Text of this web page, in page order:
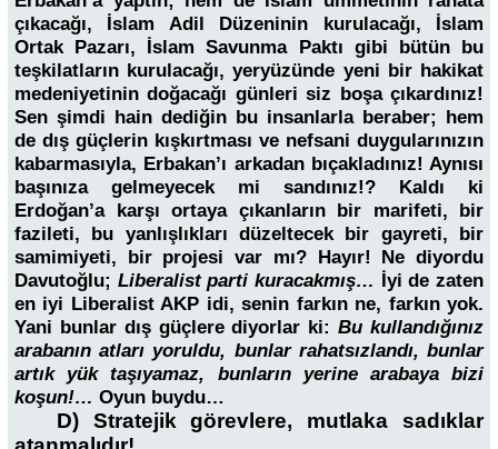
çıkacağı, İslam Adil Düzeninin kurulacağı, İslam
Ortak Pazarı, İslam Savunma Paktı gibi bütün bu
teşkilatların kurulacağı, yeryüzünde yeni bir hakikat
medeniyetinin doğacağı günleri siz boşa çıkardınız!
Sen şimdi hain dediğin bu insanlarla beraber; hem
de dış güçlerin kışkırtması ve nefsani duygularınızın
kabarmasıyla, Erbakan’ı arkadan bıçakladınız! Aynısı
başınıza gelmeyecek mi sandınız!? Kaldı ki
Erdoğan’a karşı ortaya çıkanların bir marifeti, bir
fazileti, bu yanlışlıkları düzeltecek bir gayreti, bir
samimiyeti, bir projesi var mı? Hayır! Ne diyordu
Davutoğlu; Liberalist parti kuracakmış…
İyi de zaten
en iyi Liberalist AKP idi, senin farkın ne, farkın yok.
Yani bunlar dış güçlere diyorlar ki:Bu kullandığınız
arabanın atları yoruldu, bunlar rahatsızlandı, bunlar
artık yük taşıyamaz, bunların yerine arabaya bizi
koşun!… Oyun buydu…
D) Stratejik görevlere, mutlaka sadıklar